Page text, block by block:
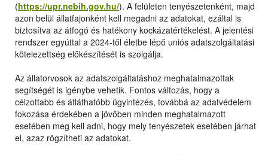
(https://upr.nebih.gov.hu/). A felületen tenyészetenként, majd
azon belül állatfajonként kell megadni az adatokat, ezáltal is
biztosítva az átfogó és hatékony kockázatértékelést. A jelentési
rendszer egyúttal a 2024-től életbe lépő uniós adatszolgáltatási
kötelezettség előkészítését is szolgálja.
Az állatorvosok az adatszolgáltatáshoz meghatalmazottak
segítségét is igénybe vehetik. Fontos változás, hogy a
célzottabb és átláthatóbb ügyintézés, továbbá az adatvédelem
fokozása érdekében a jövőben minden meghatalmazott
esetében meg kell adni, hogy mely tenyészetek esetében járhat
el, azaz rögzítheti az adatokat.